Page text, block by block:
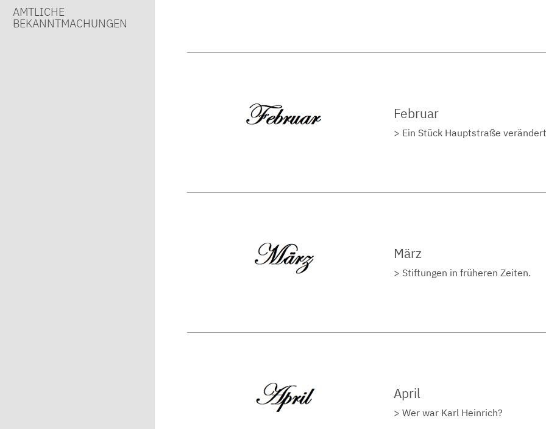
Februar
Ein Stück Hauptstraße
März
Stiftungen in früheren Zeiten.
April
Wer war Karl Heinrich?
AMTLICHE
BEKANNTMACHUNGEN